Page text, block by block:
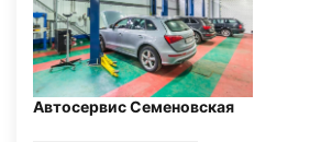
Автосервис Семеновская